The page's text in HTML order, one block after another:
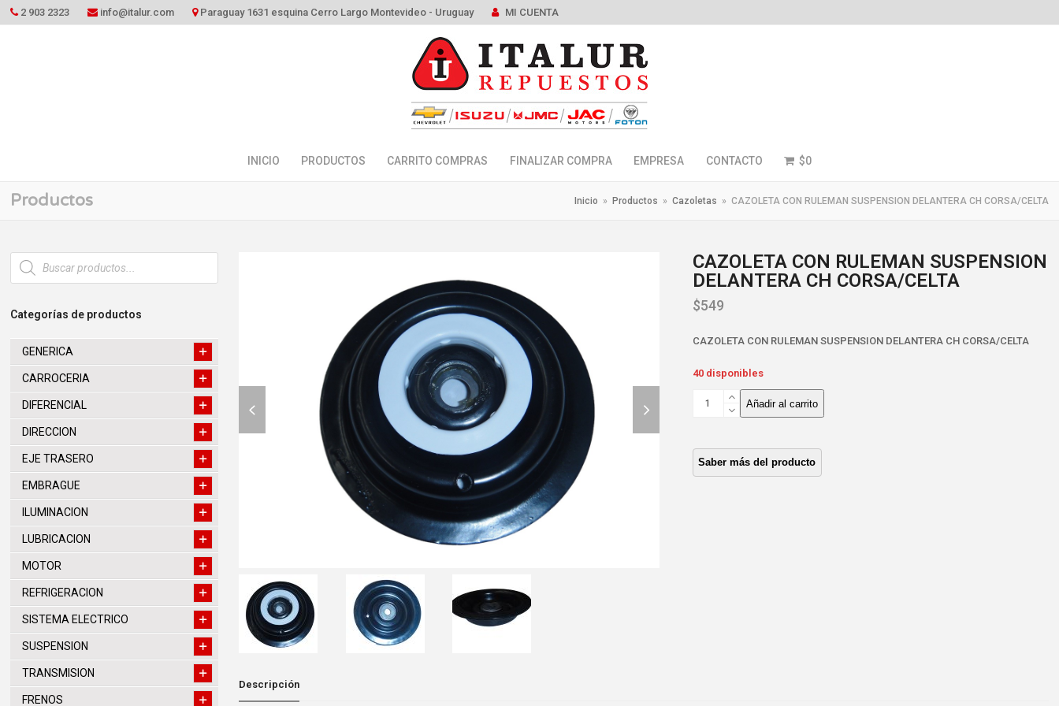
2 903 2323 info@italur.com Paraguay 1631 esquina Cerro Largo Montevideo - Uruguay MI CUENTA
INICIO PRODUCTOS CARRITO COMPRAS FINALIZAR COMPRA EMPRESA CONTACTO $0
Productos Inicio » Productos » Cazoletas » CAZOLETA CON RULEMAN SUSPENSION DELANTERA CH CORSA/CELTA
slide
slide
CAZOLETA CON RULEMAN SUSPENSION
DELANTERA CH CORSA/CELTA
$549
CAZOLETA CON RULEMAN SUSPENSION DELANTERA CH CORSA/CELTA
40 disponibles
CAZOLETA
SUSPENSION
DELANTERA
CH
Añadir al carrito
Descripción
Búsqueda
de
productos
Categorías de productos
GENERICA
CARROCERIA
DIFERENCIAL
DIRECCION
EJE TRASERO
EMBRAGUE
ILUMINACION
LUBRICACION
MOTOR
REFRIGERACION
SISTEMA ELECTRICO
SUSPENSION
TRANSMISION
FRENOS